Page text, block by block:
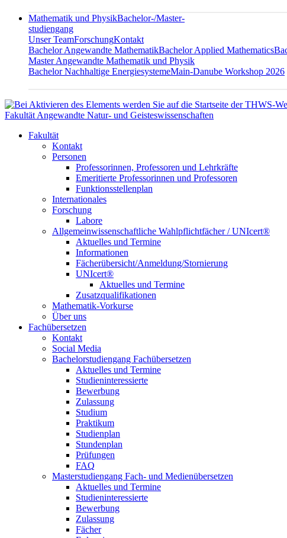
Mathematik und PhysikBachelor-/Master-
studiengang
Unser TeamForschungKontakt
Bachelor Angewandte MathematikBachelor Applied Mathematics
Master Angewandte Mathematik und Physik
Bachelor Nachhaltige EnergiesystemeMain-Danube Workshop 2026
Fakultät Angewandte Natur- und Geisteswissenschaften
Fakultät
Kontakt
Personen
Professorinnen, Professoren und Lehrkräfte
Emeritierte Professorinnen und Professoren
Funktionsstellenplan
Internationales
Forschung
Labore
Allgemeinwissenschaftliche Wahlpflichtfächer / UNIcert®
Aktuelles und Termine
Informationen
Fächerübersicht/Anmeldung/Stornierung
UNIcert®
Aktuelles und Termine
Zusatzqualifikationen
Mathematik-Vorkurse
Über uns
Fachübersetzen
Kontakt
Social Media
Bachelorstudiengang Fachübersetzen
Aktuelles und Termine
Studieninteressierte
Bewerbung
Zulassung
Studium
Praktikum
Studienplan
Stundenplan
Prüfungen
FAQ
Masterstudiengang Fach- und Medienübersetzen
Aktuelles und Termine
Studieninteressierte
Bewerbung
Zulassung
Fächer